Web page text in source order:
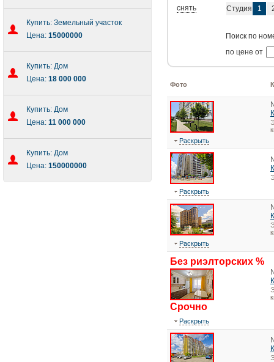
Купить: Земельный участок
Цена: 15000000
Купить: Дом
Цена: 18 000 000
Купить: Дом
Цена: 11 000 000
Купить: Дом
Цена: 150000000
снять Студия 1
Поиск по
по цене от
Фото
Раскрыть
Раскрыть
Раскрыть
Без риэлторских %
Срочно
Раскрыть